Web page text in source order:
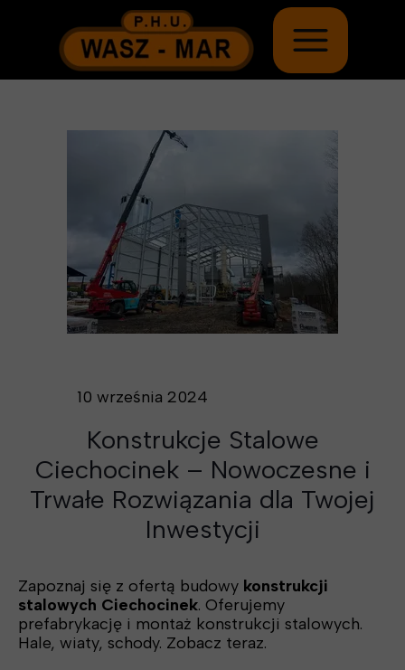
10 września 2024
Konstrukcje Stalowe
Ciechocinek – Nowoczesne i
Trwałe Rozwiązania dla Twojej
Inwestycji
Zapoznaj się z ofertą budowy konstrukcji
stalowych Ciechocinek. Oferujemy
prefabrykację i montaż konstrukcji stalowych.
Hale, wiaty, schody. Zobacz teraz.